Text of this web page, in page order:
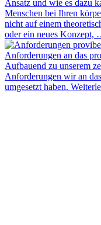
Ansatz und wie es dazu
Menschen bei Ihren
nicht auf einem
oder ein neues Konzept,
Anforderungen an das
Aufbauend zu unserem
Anforderungen wir an
umgesetzt haben.